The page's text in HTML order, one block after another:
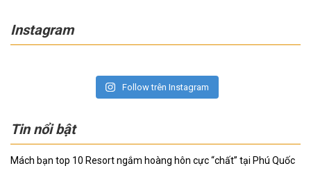
Instagram
Follow trên Instagram
Tin nổi bật
Mách bạn top 10 Resort ngắm hoàng hôn cực “chất” tại Phú Quốc